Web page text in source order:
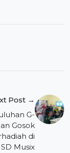
Post →
G-
Gosok
di
SD Musix